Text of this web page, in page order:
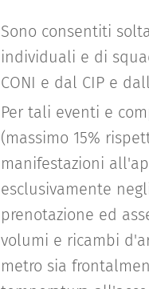
Sono consentiti
individuali e di
CONI e dal CIP e
Per tali eventi e
(massimo 15%
manifestazioni
esclusivamente
prenotazione ed
volumi e ricambi
metro sia